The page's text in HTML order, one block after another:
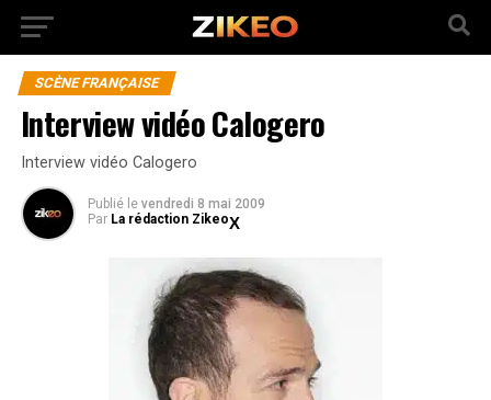
SCÈNE FRANÇAISE
Interview vidéo Calogero
Interview vidéo Calogero
Publié le vendredi 8 mai 2009
Par La rédaction Zikeo